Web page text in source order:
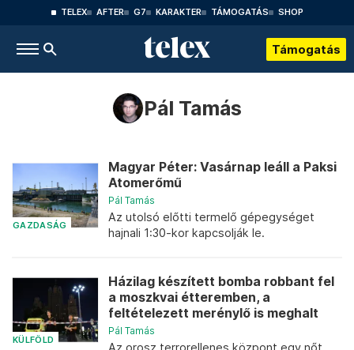
TELEX AFTER G7 KARAKTER TÁMOGATÁS SHOP
Támogatás
Pál Tamás
GAZDASÁG
Magyar Péter: Vasárnap leáll a Paksi
Atomerőmű
Pál Tamás
Az utolsó előtti termelő gépegységet
hajnali 1:30-kor kapcsolják le.
KÜLFÖLD
Házilag készített bomba robbant fel
a moszkvai étteremben, a
feltételezett merénylő is meghalt
Pál Tamás
Az orosz terrorellenes központ egy nőt